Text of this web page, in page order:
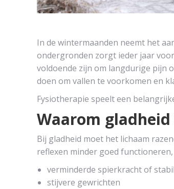
In de wintermaanden neemt het
ondergronden zorgt ieder jaar
voldoende zijn om langdurige pijn
doen om vallen te voorkomen en
Fysiotherapie speelt een
Waarom
Bij gladheid moet het lichaam
reflexen minder goed
verminderde spierkracht of
stijvere gewrichten